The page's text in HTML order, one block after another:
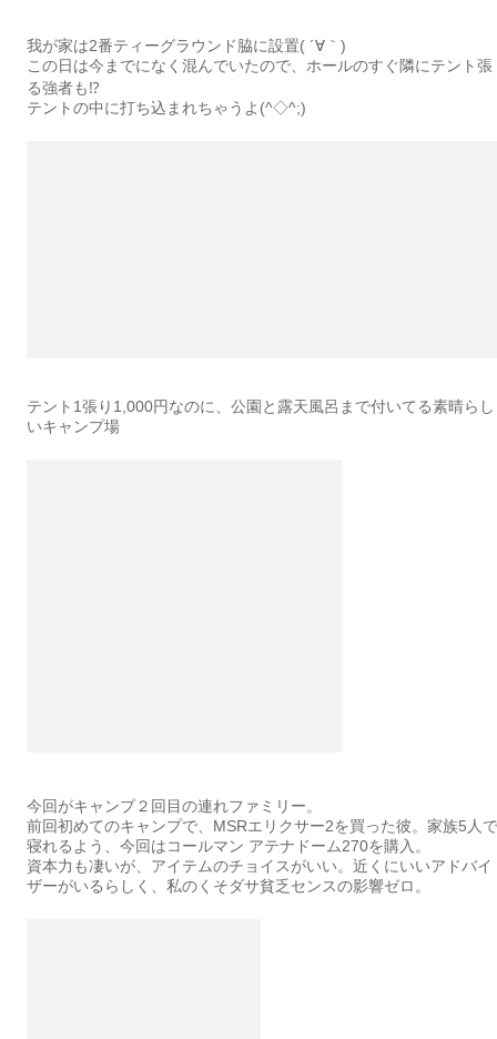
我が家は2番ティーグラウンド脇に設置( ´∀｀)
この日は今までになく混んでいたので、ホールのすぐ隣にテント張
る強者も⁉️
テントの中に打ち込まれちゃうよ(^◇^;)
テント1張り1,000円なのに、公園と露天風呂まで付いてる素晴らし
いキャンプ場
今回がキャンプ２回目の連れファミリー。
前回初めてのキャンプで、MSRエリクサー2を買った彼。家族5人で
寝れるよう、今回はコールマン アテナドーム270を購入。
資本力も凄いが、アイテムのチョイスがいい。近くにいいアドバイ
ザーがいるらしく、私のくそダサ貧乏センスの影響ゼロ。